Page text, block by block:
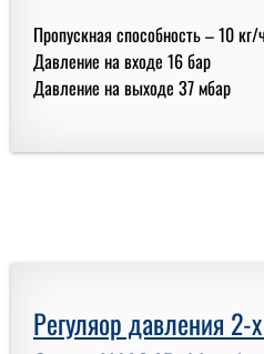
Пропускная способность – 10 кг/ч
Давление на входе 16 бар
Давление на выходе 37 мбар
Регуляор давления 2-